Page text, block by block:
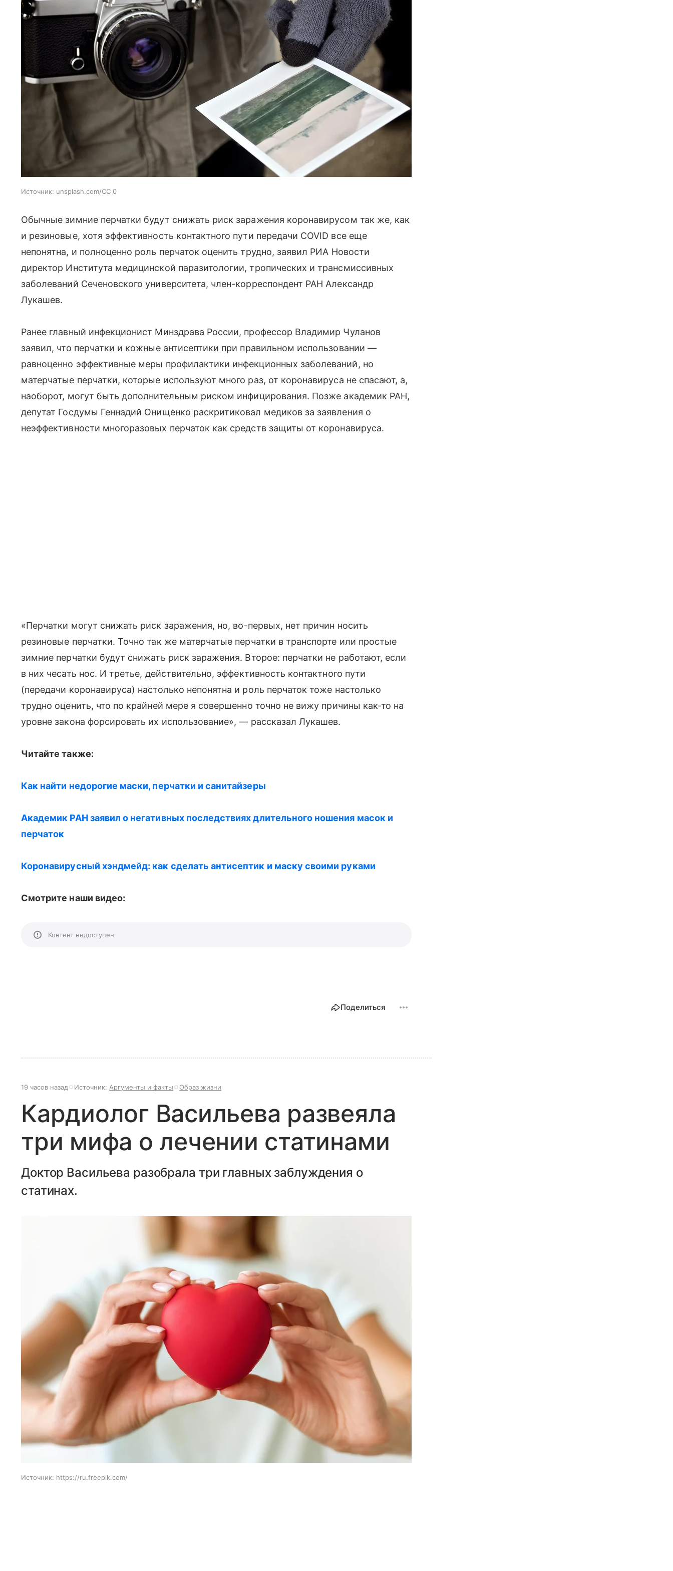
Источник: unsplash.com/CC 0
Обычные зимние перчатки будут снижать риск заражения коронавирусом так же, как
и резиновые, хотя эффективность контактного пути передачи COVID все еще
непонятна, и полноценно роль перчаток оценить трудно, заявил РИА Новости
директор Института медицинской паразитологии, тропических и трансмиссивных
заболеваний Сеченовского университета, член-корреспондент РАН Александр
Лукашев.
Ранее главный инфекционист Минздрава России, профессор Владимир Чуланов
заявил, что перчатки и кожные антисептики при правильном использовании —
равноценно эффективные меры профилактики инфекционных заболеваний, но
матерчатые перчатки, которые используют много раз, от коронавируса не спасают, а,
наоборот, могут быть дополнительным риском инфицирования. Позже академик РАН,
депутат Госдумы Геннадий Онищенко раскритиковал медиков за заявления о
неэффективности многоразовых перчаток как средств защиты от коронавируса.
«Перчатки могут снижать риск заражения, но, во-первых, нет причин носить
резиновые перчатки. Точно так же матерчатые перчатки в транспорте или простые
зимние перчатки будут снижать риск заражения. Второе: перчатки не работают, если
в них чесать нос. И третье, действительно, эффективность контактного пути
(передачи коронавируса) настолько непонятна и роль перчаток тоже настолько
трудно оценить, что по крайней мере я совершенно точно не вижу причины как-то на
уровне закона форсировать их использование», — рассказал Лукашев.
Читайте также:
Как найти недорогие маски, перчатки и санитайзеры
Академик РАН заявил о негативных последствиях длительного ношения масок и
перчаток
Коронавирусный хэндмейд: как сделать антисептик и маску своими руками
Смотрите наши видео:
Контент недоступен
Поделиться
19 часов назад Источник: Аргументы и факты Образ жизни
Кардиолог Васильева развеяла
три мифа о лечении статинами
Доктор Васильева разобрала три главных заблуждения о
статинах.
Источник: https://ru.freepik.com/